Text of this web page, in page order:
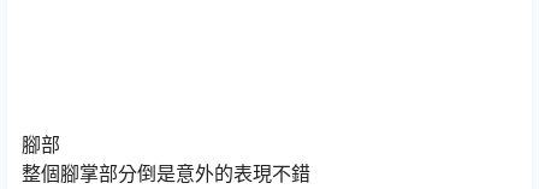
腳部
整個腳掌部分倒是意外的表現不錯